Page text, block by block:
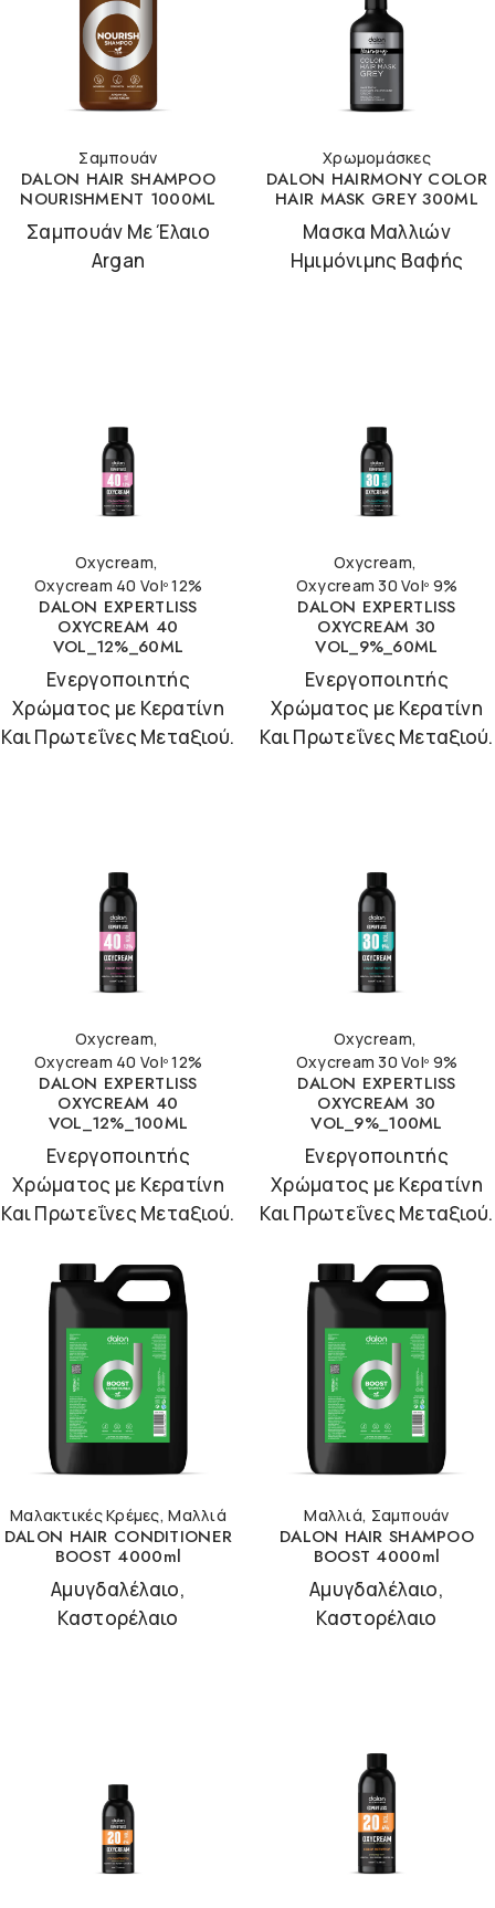
Σαμπουάν
DALON HAIR SHAMPOO
NOURISHMENT 1000ML
Σαμπουάν Με Έλαιο
Argan
Χρωμομάσκες
DALON HAIRMONY COLOR
HAIR MASK GREY 300ML
Μασκα Μαλλιών
Ημιμόνιμης Βαφής
Oxycream,
Oxycream 40 Volº 12%
DALON EXPERTLISS
OXYCREAM 40
VOL_12%_60ML
Ενεργοποιητής
Χρώματος με Κερατίνη
Και Πρωτεΐνες Μεταξιού.
Oxycream,
Oxycream 30 Volº 9%
DALON EXPERTLISS
OXYCREAM 30
VOL_9%_60ML
Ενεργοποιητής
Χρώματος με Κερατίνη
Και Πρωτεΐνες Μεταξιού.
Oxycream,
Oxycream 40 Volº 12%
DALON EXPERTLISS
OXYCREAM 40
VOL_12%_100ML
Ενεργοποιητής
Χρώματος με Κερατίνη
Και Πρωτεΐνες Μεταξιού.
Oxycream,
Oxycream 30 Volº 9%
DALON EXPERTLISS
OXYCREAM 30
VOL_9%_100ML
Ενεργοποιητής
Χρώματος με Κερατίνη
Και Πρωτεΐνες Μεταξιού.
Μαλακτικές Κρέμες,Μαλλιά
DALON HAIR CONDITIONER
BOOST 4000ml
Αμυγδαλέλαιο,
Καστορέλαιο
Μαλλιά, Σαμπουάν
DALON HAIR SHAMPOO
BOOST 4000ml
Αμυγδαλέλαιο,
Καστορέλαιο